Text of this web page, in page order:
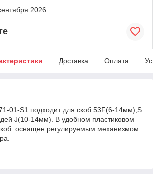
2026
Доставка Оплата
01-S1 подходит для скоб 53F(6-14мм),S
J(10-14мм). В удобном пластиковом
оснащен регулируемым механизмом